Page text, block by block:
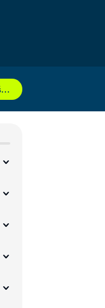
Přihlášení